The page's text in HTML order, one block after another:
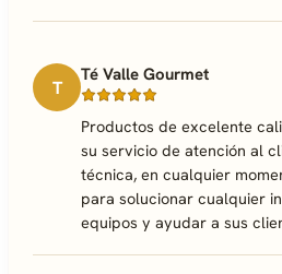
T
Té Valle Gourmet
Productos de excelente
su servicio de atención al
técnica, en cualquier
para solucionar cualquier
equipos y ayudar a sus